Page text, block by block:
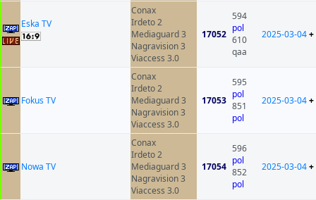
Eska TV
Conax
Irdeto 2
Mediaguard 3
Nagravision 3
Viaccess 3.0
17052
594
pol
610
qaa
2025-03-04+
Fokus TV
Conax
Irdeto 2
Mediaguard 3
Nagravision 3
Viaccess 3.0
17053
595
pol
851
pol
2025-03-04+
Nowa TV
Conax
Irdeto 2
Mediaguard 3
Nagravision 3
Viaccess 3.0
17054
596
pol
852
pol
2025-03-04+